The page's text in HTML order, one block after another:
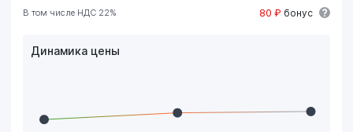
В том числе НДС 22% 80 ₽ бонус
Динамика цены